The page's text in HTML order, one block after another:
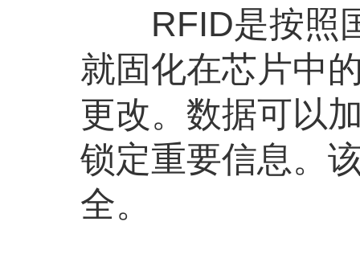
RFID是按照国
就固化在芯片中
更改。数据可以
锁定重要信息。
全。